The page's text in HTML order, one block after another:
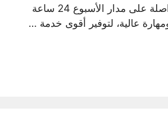
سيارات، شاملة ومتواصلة على مدار الأسبوع 24 ساعة
عالية، لتوفير أقوى خدمة …